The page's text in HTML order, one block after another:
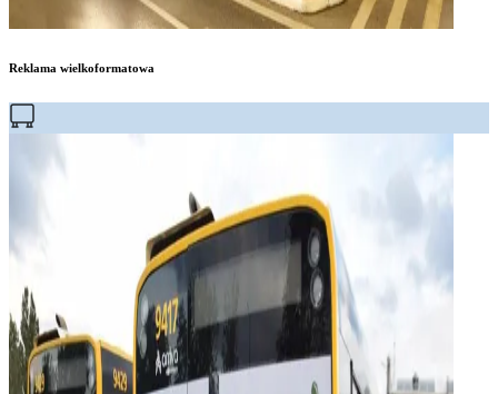
Reklama wielkoformatowa